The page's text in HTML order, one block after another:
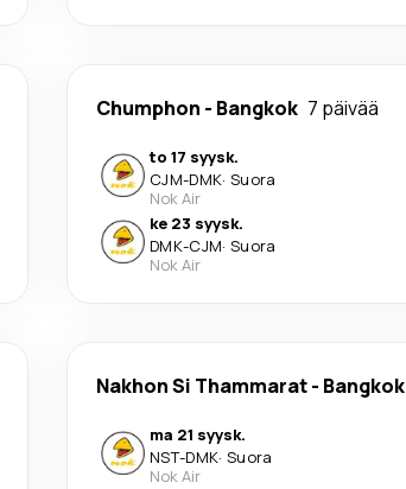
Chumphon - Bangkok 7 päivää
to 17 syysk.
CJM-DMK· Suora
Nok Air
ke 23 syysk.
DMK-CJM· Suora
Nok Air
Nakhon Si Thammarat- Bangkok
ma 21 syysk.
NST-DMK· Suora
Nok Air